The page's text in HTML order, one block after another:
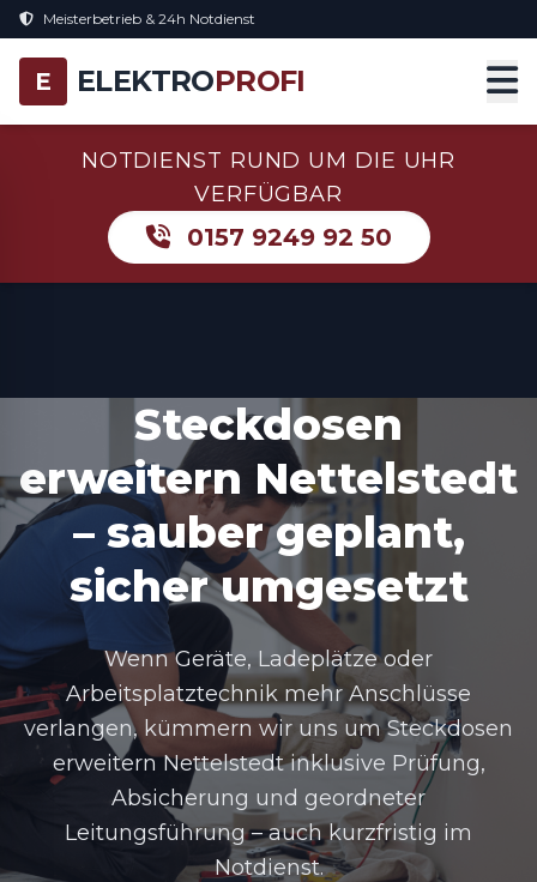
Meisterbetrieb & 24h Notdienst
E ELEKTROPROFI
NOTDIENST RUND UM DIE UHR
VERFÜGBAR
0157 9249 92 50
Steckdosen
erweitern Nettelstedt
– sauber geplant,
sicher umgesetzt
Wenn Geräte, Ladeplätze oder
Arbeitsplatztechnik mehr Anschlüsse
verlangen, kümmern wir uns um Steckdosen
erweitern Nettelstedt inklusive Prüfung,
Absicherung und geordneter
Leitungsführung – auch kurzfristig im
Notdienst.